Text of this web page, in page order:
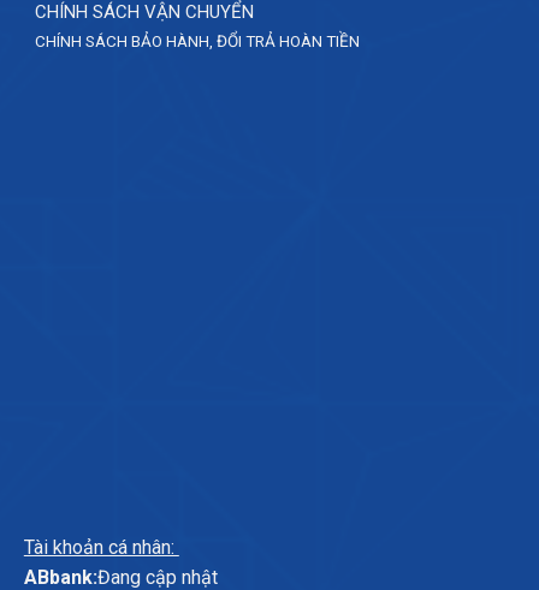
CHÍNH SÁCH VẬN CHUYỂN
CHÍNH SÁCH BẢO HÀNH, ĐỔI TRẢ HOÀN TIỀN
Tài khoản cá nhân:
ABbank:Đang cập nhật